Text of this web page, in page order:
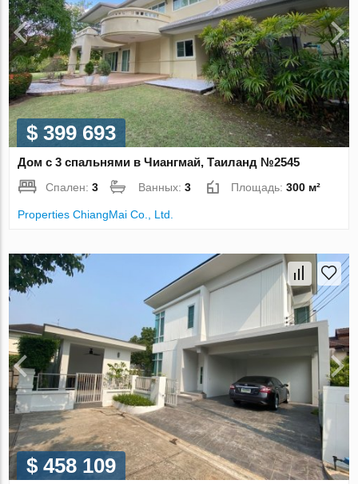
$ 399 693
Дом с 3 спальнями в Чиангмай, Таиланд №2545
Спален:3 Ванных:3 Площадь:300 м²
Properties ChiangMai Co., Ltd.
$ 458 109